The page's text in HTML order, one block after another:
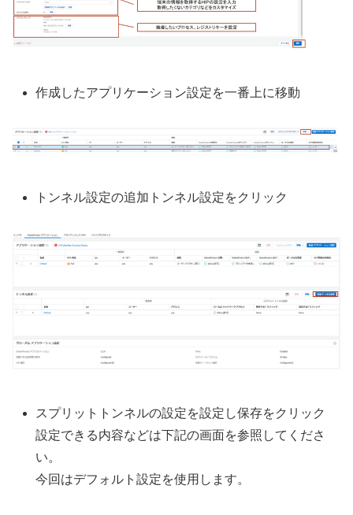
作成したアプリケーション設定を一番上に移動
トンネル設定の追加トンネル設定をクリック
スプリットトンネルの設定を設定し保存をクリック
設定できる内容などは下記の画面を参照してくださ
い。
今回はデフォルト設定を使用します。